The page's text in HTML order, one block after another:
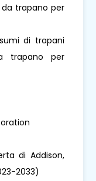
trapano per
di trapani
trapano per
di Addison,
2033)